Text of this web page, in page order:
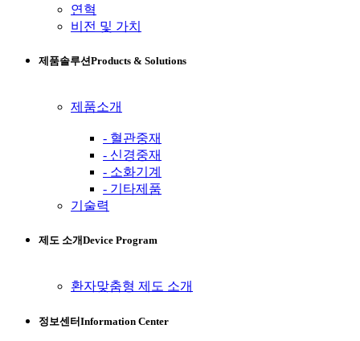
연혁
비전 및 가치
제품솔루션 Products & Solutions
제품소개
- 혈관중재
- 신경중재
- 소화기계
- 기타제품
기술력
제도 소개Device Program
환자맞춤형 제도 소개
정보센터Information Center